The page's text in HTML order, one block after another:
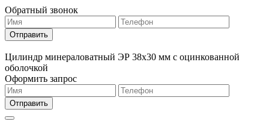
Обратный звонок
Цилиндр минераловатный ЭР 38х30 мм с оцинкованной
оболочкой
Оформить запрос